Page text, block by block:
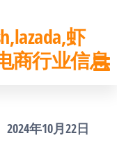
虾
商行业信息
2024年10月22日